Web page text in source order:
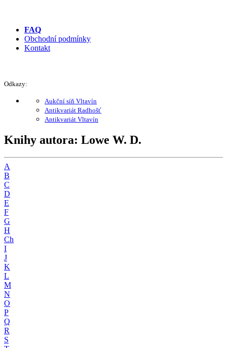
FAQ
Obchodní podmínky
Kontakt
Odkazy:
Aukční síň Vltavín
Antikvariát Radhošť
Antikvariát Vltavín
Knihy autora: Lowe W. D.
A
B
C
D
E
F
G
H
Ch
I
J
K
L
M
N
O
P
Q
R
S